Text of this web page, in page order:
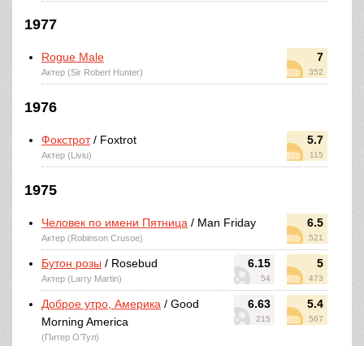
1977
7
352
Rogue Male
Актер (Sir Robert Hunter)
1976
5.7
115
Фокстрот/ Foxtrot
Актер (Liviu)
1975
6.5
521
Человек по имени Пятница / Man Friday
Актер (Robinson Crusoe)
6.15
54
5
473
Бутон розы / Rosebud
Актер (Larry Martin)
6.63
215
5.4
567
Доброе утро, Америка / Good
Morning America
(Питер О’Тул)